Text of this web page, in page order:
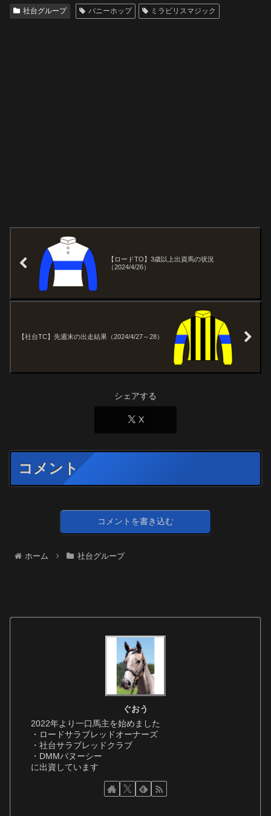
社台グループ バニーホップ ミラビリスマジック
【ロードTO】3歳以上出資馬の状況
（2024/4/26）
【社台TC】先週末の出走結果（2024/4/27～28）
シェアする
X
コメント
コメントを書き込む
ホーム 社台グループ
ぐおう
2022年より一口馬主を始めました
・ロードサラブレッドオーナーズ
・社台サラブレッドクラブ
・DMMバヌーシー
に出資しています